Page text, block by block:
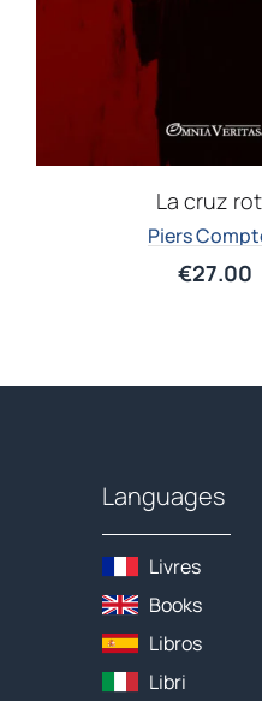
La cruz
Piers
€27.00
Languages
Livres
Books
Libros
Libri